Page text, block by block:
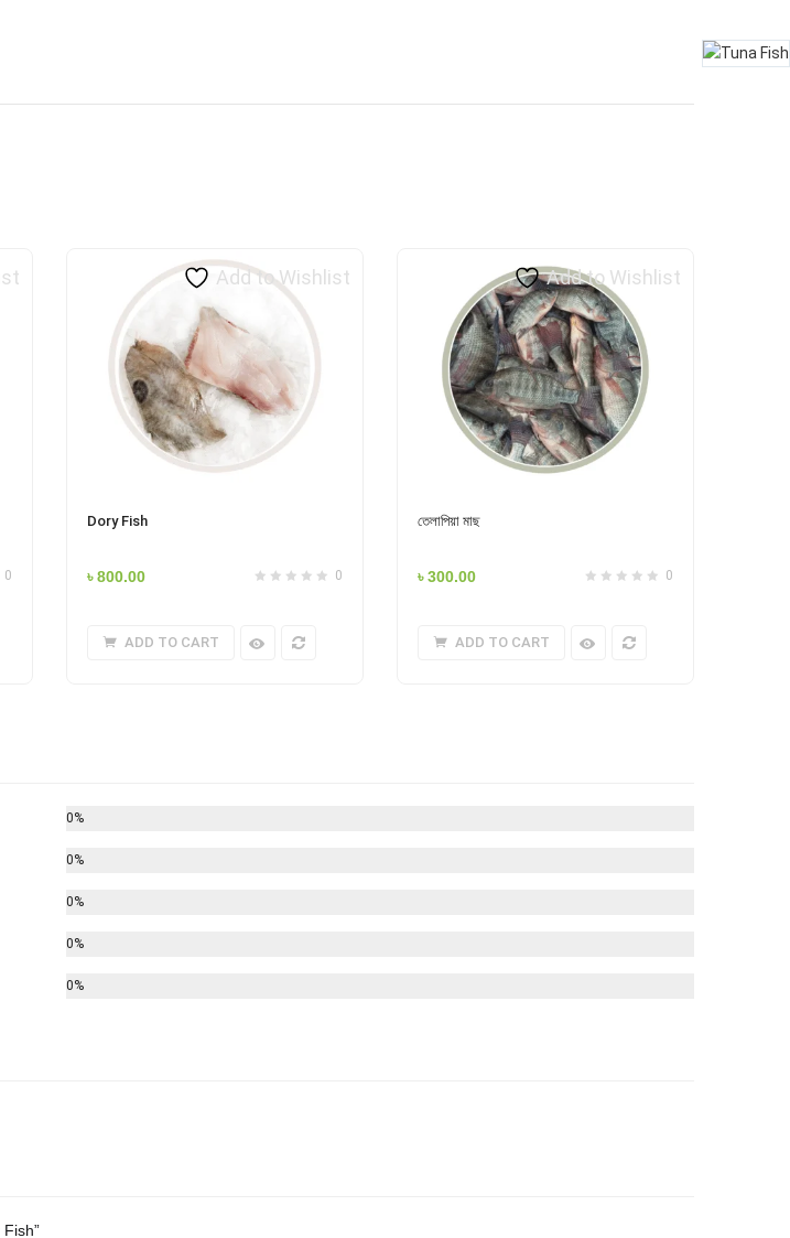
0
Add to Wishlist
Dory Fish
0
৳800.00
ADD TO CART
Add to Wishlist
তেলাপিয়া মাছ
0
৳300.00
ADD TO CART
0%
0%
0%
0%
0%